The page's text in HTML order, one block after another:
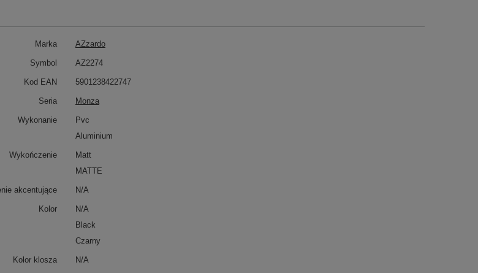
Marka AZzardo
Symbol AZ2274
Kod EAN 5901238422747
Seria Monza
Wykonanie
Pvc
Aluminium
Wykończenie
Matt
MATTE
akcentujące N/A
Kolor
N/A
Black
Czarny
Kolor klosza N/A